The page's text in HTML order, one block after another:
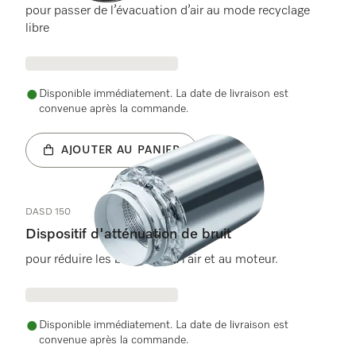
pour passer de l’évacuation d’air au mode recyclage
libre
Disponible immédiatement. La date de livraison est
convenue après la commande.
AJOUTER AU PANIER
DASD 150
Dispositif d'atténuation de bruit
pour réduire les bruits liés à l’air et au moteur.
Disponible immédiatement. La date de livraison est
convenue après la commande.